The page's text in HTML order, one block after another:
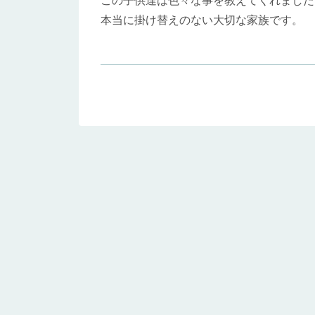
本当に掛け替えのない大切な家族です。